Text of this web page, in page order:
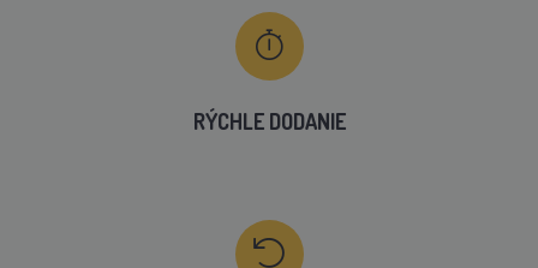
RÝCHLE DODANIE